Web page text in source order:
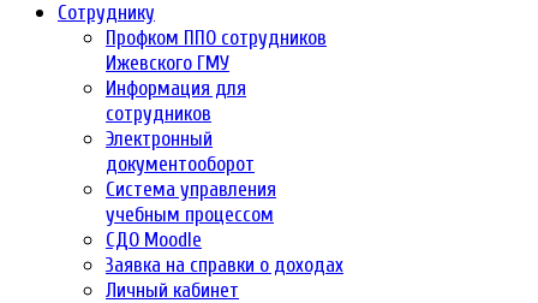
Сотруднику
Профком ППО сотрудников
Ижевского ГМУ
Информация для
сотрудников
Электронный
документооборот
Система управления
учебным процессом
СДО Moodle
Заявка на справки о доходах
Личный кабинет